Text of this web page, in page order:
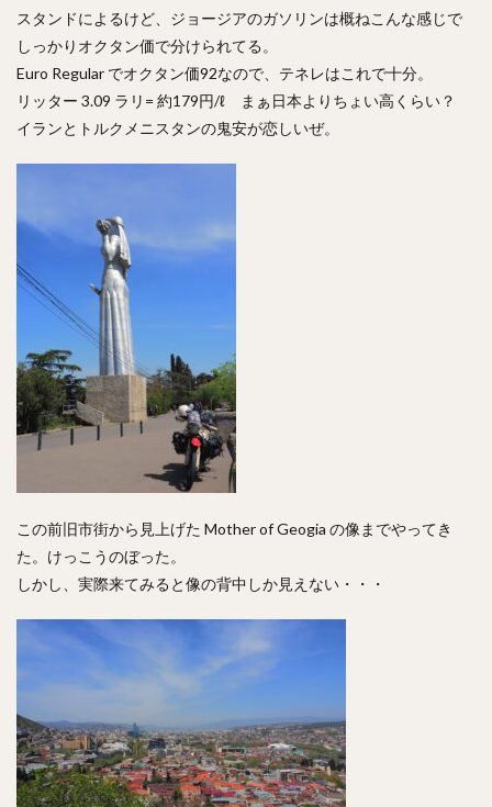
スタンドによるけど、ジョージアのガソリンは概ねこんな感じで
しっかりオクタン価で分けられてる。
Euro Regular でオクタン価92なので、テネレはこれで十分。
リッター 3.09 ラリ= 約179円/ℓ まぁ日本よりちょい高くらい？
イランとトルクメニスタンの鬼安が恋しいぜ。
この前旧市街から見上げた Mother of Geogia の像までやってき
た。けっこうのぼった。
しかし、実際来てみると像の背中しか見えない・・・